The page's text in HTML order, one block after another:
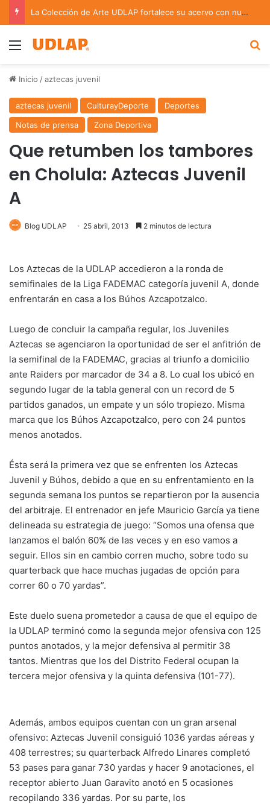
La Colección de Arte UDLAP fortalece su acervo con nuevas obras de artistas emergentes y consolidados
Menu
Inicio /aztecas juvenil
aztecas juvenil CulturayDeporte
Deportes
Notas de prensa
Zona Deportiva
Que retumben los tambores
en Cholula: Aztecas Juvenil
A
Blog UDLAP 25 abril, 2013 2 minutos de lectura
Los Aztecas de la UDLAP accedieron a la ronda de
semifinales de la Liga FADEMAC categoría juvenil A, donde
enfrentarán en casa a los Búhos Azcapotzalco.
Luego de concluir la campaña regular, los Juveniles
Aztecas se agenciaron la oportunidad de ser el anfitrión de
la semifinal de la FADEMAC, gracias al triunfo a domicilio
ante Raiders por marcador de 34 a 8. Lo cual los ubicó en
segundo lugar de la tabla general con un record de 5
partidos ganados, un empate y un sólo tropiezo. Misma
marca que los Búhos Azcapotzalco, pero con 24 puntos
menos anotados.
Ésta será la primera vez que se enfrenten los Aztecas
Juvenil y Búhos, debido a que en su enfrentamiento en la
segunda semana los puntos se repartieron por la ausencia
del arbitraje. El entrenador en jefe Mauricio García ya tiene
delineada su estrategia de juego: “Somos una ofensa que
lanzamos el balón 60% de las veces y en eso vamos a
seguir. Ellos sin en cambio corren mucho, sobre todo su
quarterback que hace muchas jugadas de opción para
correr 60 o 70 yardas”.
Este duelo suena prometedor a causa de que el equipo de
la UDLAP terminó como la segunda mejor ofensiva con 125
puntos anotados, y la mejor defensiva al permitir 38
tantos. Mientras que los del Distrito Federal ocupan la
tercera mejor ofensiva y la quinta defensiva (101-77).
Además, ambos equipos cuentan con un gran arsenal
ofensivo: Aztecas Juvenil consiguió 1036 yardas aéreas y
408 terrestres; su quarterback Alfredo Linares completó
53 pases para ganar 730 yardas y hacer 9 anotaciones, el
receptor abierto Juan Garavito anotó en 5 ocasiones
recopilando 336 yardas. Por su parte, los